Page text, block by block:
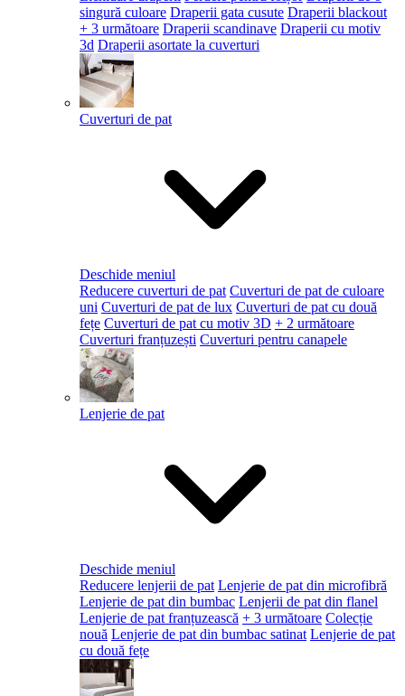
singură culoare Draperii gata cusute Draperii blackout
+ 3 următoare Draperii scandinave Draperii cu motiv
3d Draperii asortate la cuverturi
Cuverturi de pat
Deschide meniul
Reducere cuverturi de pat Cuverturi de pat de culoare
uni Cuverturi de pat de lux Cuverturi de pat cu două
fețe Cuverturi de pat cu motiv 3D + 2 următoare
Cuverturi franțuzești Cuverturi pentru canapele
Lenjerie de pat
Deschide meniul
Reducere lenjerii de pat Lenjerie de pat din microfibră
Lenjerie de pat din bumbac Lenjerii de pat din flanel
Lenjerie de pat franțuzească + 3 următoare Colecție
nouă Lenjerie de pat din bumbac satinat Lenjerie de pat
cu două fețe